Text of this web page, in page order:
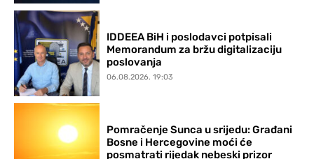
IDDEEA BiH i poslodavci potpisali
Memorandum za bržu digitalizaciju
poslovanja
06.08.2026. 19:03
Pomračenje Sunca u srijedu: Građani
Bosne i Hercegovine moći će
posmatrati rijedak nebeski prizor